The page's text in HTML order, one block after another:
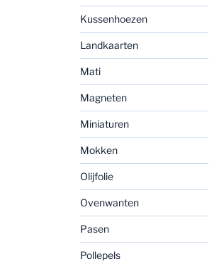
Kussenhoezen
Landkaarten
Mati
Magneten
Miniaturen
Mokken
Olijfolie
Ovenwanten
Pasen
Pollepels